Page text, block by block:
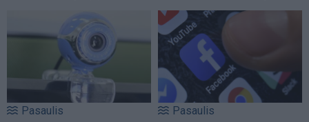
Pasaulis Pasaulis